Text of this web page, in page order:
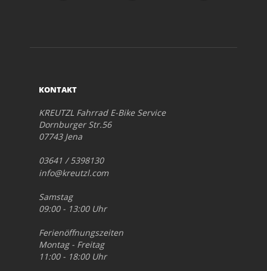
KONTAKT
KREUTZL Fahrrad E-Bike Service
Dornburger Str.56
07743 Jena
03641 / 5398130
info@kreutzl.com
Samstag
09:00 - 13:00 Uhr
Ferienöffnungszeiten
Montag - Freitag
11:00 - 18:00 Uhr